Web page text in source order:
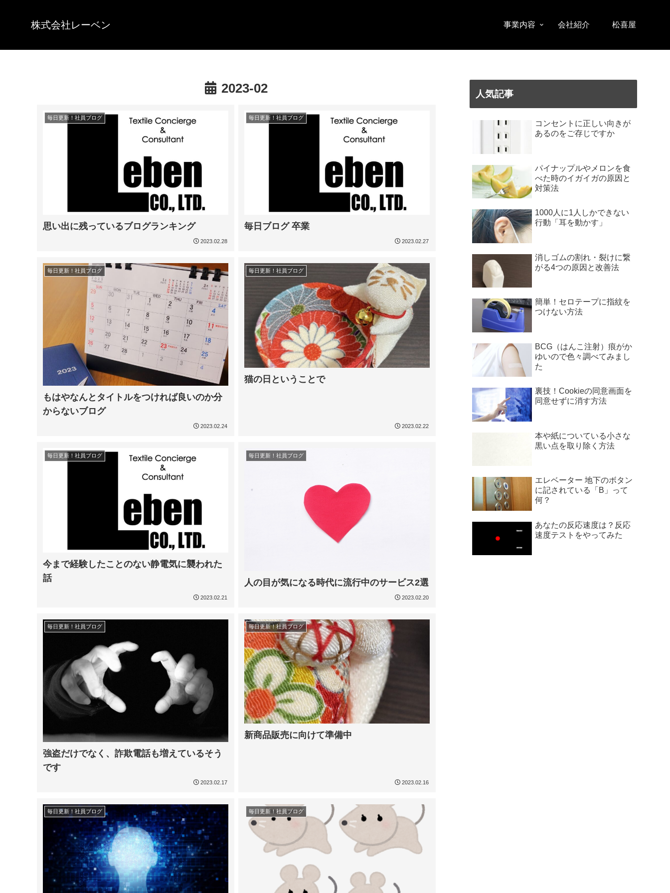
株式会社レーベン 事業内容 会社紹介 松喜屋
2023-02
毎日更新！社員ブログ
思い出に残っているブログランキング
2023.02.28
毎日更新！社員ブログ
毎日ブログ 卒業
2023.02.27
毎日更新！社員ブログ
もはやなんとタイトルをつければ良いのか分
からないブログ
2023.02.24
毎日更新！社員ブログ
猫の日ということで
2023.02.22
毎日更新！社員ブログ
今まで経験したことのない静電気に襲われた
話
2023.02.21
毎日更新！社員ブログ
人の目が気になる時代に流行中のサービス2選
2023.02.20
毎日更新！社員ブログ
強盗だけでなく、詐欺電話も増えているそう
です
2023.02.17
毎日更新！社員ブログ
新商品販売に向けて準備中
2023.02.16
毎日更新！社員ブログ 毎日更新！社員ブログ
人気記事
コンセントに正しい向きが
あるのをご存じですか
パイナップルやメロンを食
べた時のイガイガの原因と
対策法
1000人に1人しかできない
行動「耳を動かす」
消しゴムの割れ・裂けに繋
がる4つの原因と改善法
簡単！セロテープに指紋を
つけない方法
BCG（はんこ注射）痕がか
ゆいので色々調べてみまし
た
裏技！Cookieの同意画面を
同意せずに消す方法
本や紙についている小さな
黒い点を取り除く方法
エレベーター 地下のボタン
に記されている「B」って
何？
あなたの反応速度は？反応
速度テストをやってみた